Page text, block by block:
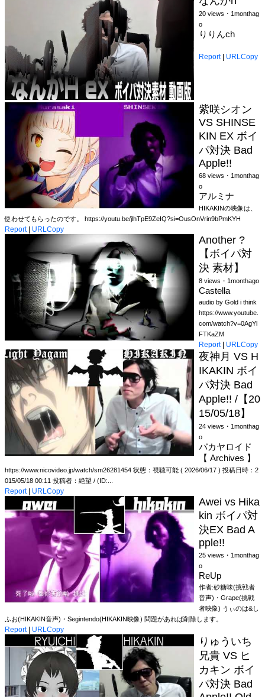
20 views・1monthag
o
りりんch
Report| URLCopy
紫咲シオン
VS SHINSE
KIN EX ボイ
パ対決 Bad
Apple!!
68 views・1monthag
o
アルミナ
HIKAKINの映像は、
使わせてもらったのです。 https://youtu.be/jlhTpE9ZeIQ?si=OusOnVrin9bPmKYH
Report| URLCopy
Another ?
【ボイパ対
決 素材】
8 views・1monthago
Castella
audio by Gold i think
https://www.youtube.
com/watch?v=0AgYl
FTKaZM
Report| URLCopy
夜神月 VS H
IKAKIN ボイ
パ対決 Bad
Apple!! /【20
15/05/18】
24 views・1monthag
o
バカヤロイド
【 Archives 】
https://www.nicovideo.jp/watch/sm26281454 状態：視聴可能 ( 2026/06/17 ) 投稿日時：2
015/05/18 00:11 投稿者：絶望 / (ID:...
Report| URLCopy
Awei vs Hika
kin ボイパ対
決EX Bad A
pple!!
25 views・1monthag
o
ReUp
作者:砂糖味(挑戦者
音声)・Grape(挑戦
者映像) うぃのは&し
ふお(HIKAKIN音声)・Segintendo(HIKAKIN映像) 問題があれば削除します。
Report| URLCopy
りゅういち
兄貴 VS ヒ
カキン ボイ
パ対決 Bad